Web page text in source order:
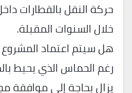
خلال السنوات المقبلة.
هل سيتم اعتماد المشروع
رغم الحماس الذي يحيط
يزال بحاجة إلى موافقة